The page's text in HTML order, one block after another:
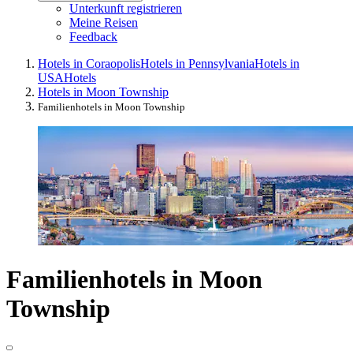
Unterkunft registrieren
Meine Reisen
Feedback
Hotels in CoraopolisHotels in PennsylvaniaHotels in
USAHotels
Hotels in Moon Township
Familienhotels in Moon Township
Familienhotels in Moon
Township